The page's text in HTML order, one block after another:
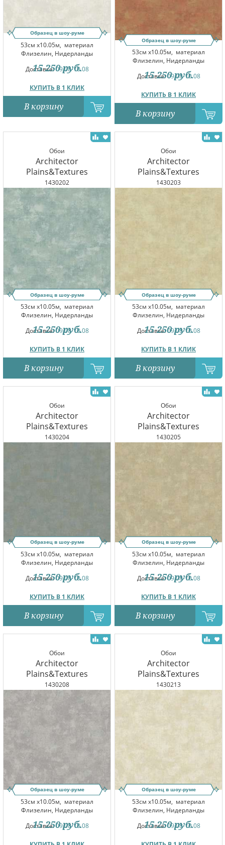
Образец в шоу-руме
53см x10.05м, материал
Флизелин, Нидерланды
Доставка:09.08-10.08
КУПИТЬ В 1 КЛИК
15 250 руб.
В корзину
Образец в шоу-руме
53см x10.05м, материал
Флизелин, Нидерланды
Доставка:09.08-10.08
КУПИТЬ В 1 КЛИК
15 250 руб.
В корзину
Обои
Architector
Plains&Textures
1430202
Образец в шоу-руме
53см x10.05м, материал
Флизелин, Нидерланды
Доставка:09.08-10.08
КУПИТЬ В 1 КЛИК
15 250 руб.
В корзину
Обои
Architector
Plains&Textures
1430203
Образец в шоу-руме
53см x10.05м, материал
Флизелин, Нидерланды
Доставка:09.08-10.08
КУПИТЬ В 1 КЛИК
15 250 руб.
В корзину
Обои
Architector
Plains&Textures
1430204
Образец в шоу-руме
53см x10.05м, материал
Флизелин, Нидерланды
Доставка:09.08-10.08
КУПИТЬ В 1 КЛИК
15 250 руб.
В корзину
Обои
Architector
Plains&Textures
1430205
Образец в шоу-руме
53см x10.05м, материал
Флизелин, Нидерланды
Доставка:09.08-10.08
КУПИТЬ В 1 КЛИК
15 250 руб.
В корзину
Обои
Architector
Plains&Textures
1430208
Образец в шоу-руме
53см x10.05м, материал
Флизелин, Нидерланды
Доставка:09.08-10.08
15 250 руб.
Обои
Architector
Plains&Textures
1430213
Образец в шоу-руме
53см x10.05м, материал
Флизелин, Нидерланды
Доставка:09.08-10.08
15 250 руб.